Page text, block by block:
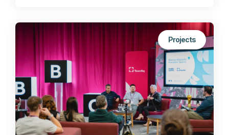
Projects